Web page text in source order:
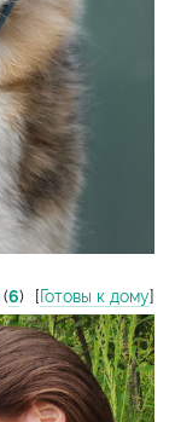
(6) [Готовы к дому]